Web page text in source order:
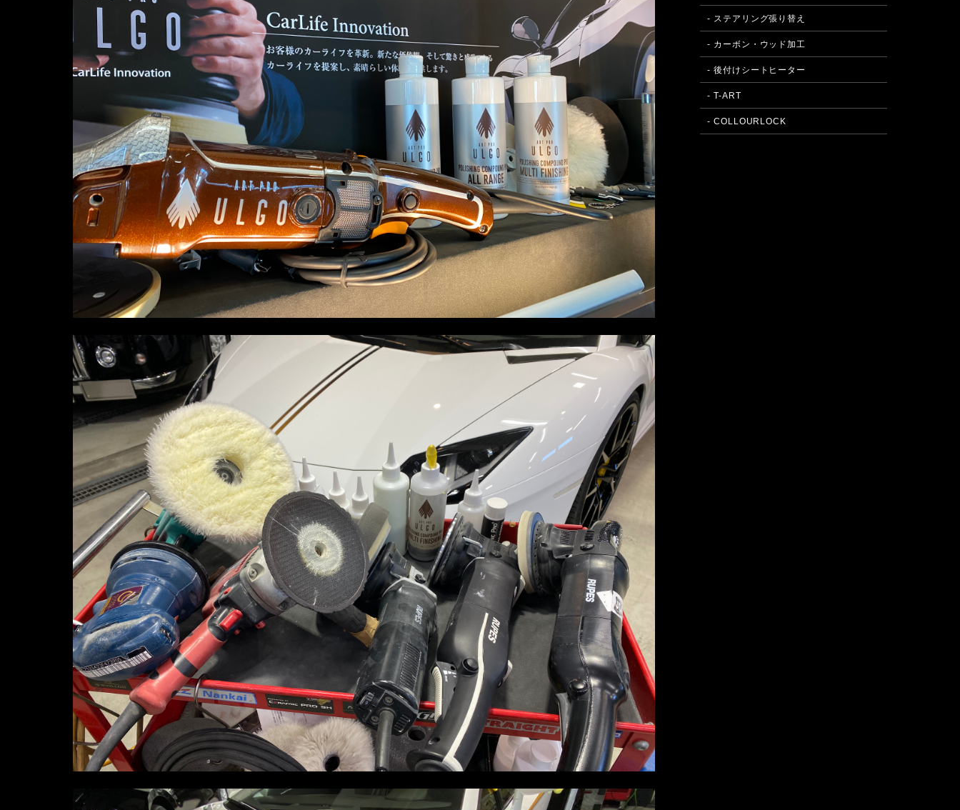
- ステアリング張り替え
- カーボン・ウッド加工
- 後付けシートヒーター
- T-ART
- COLLOURLOCK